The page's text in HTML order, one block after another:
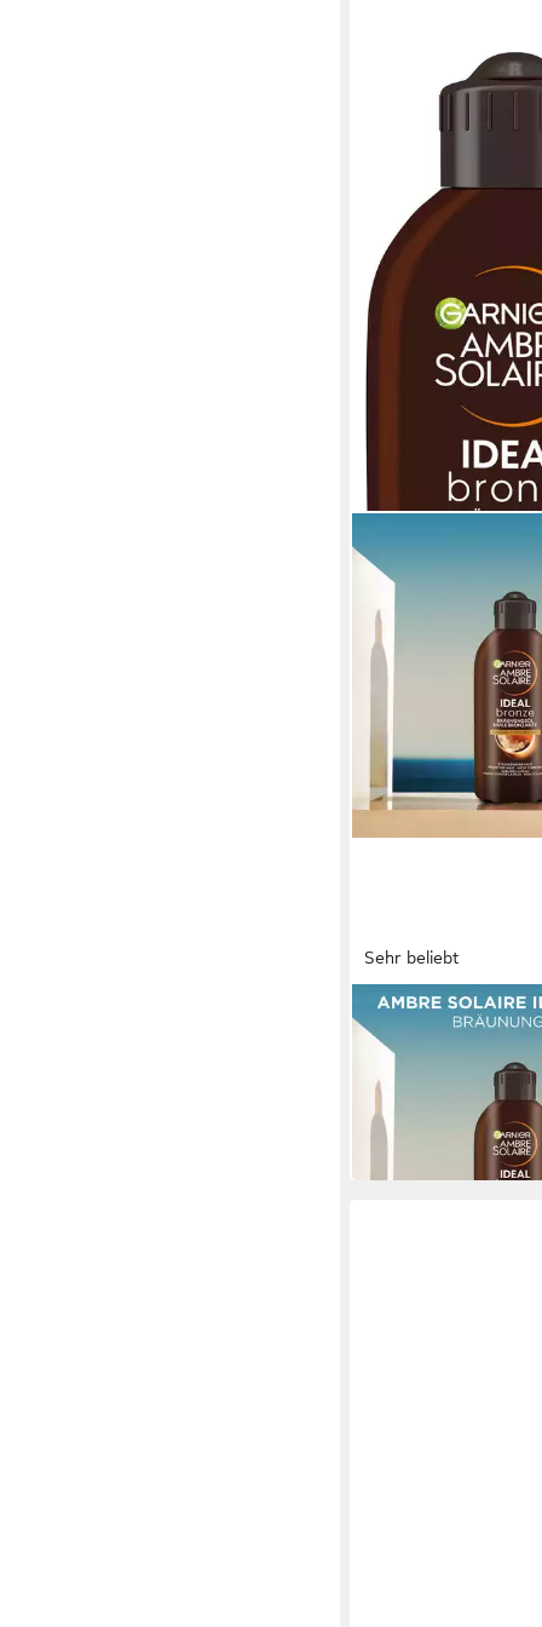
Sehr beliebt
GARNIER
Sonnenschutzöl
TIEFBRAUN
5,99 €
8,99 €
-33%
in 1-2 Werktagen bei dir